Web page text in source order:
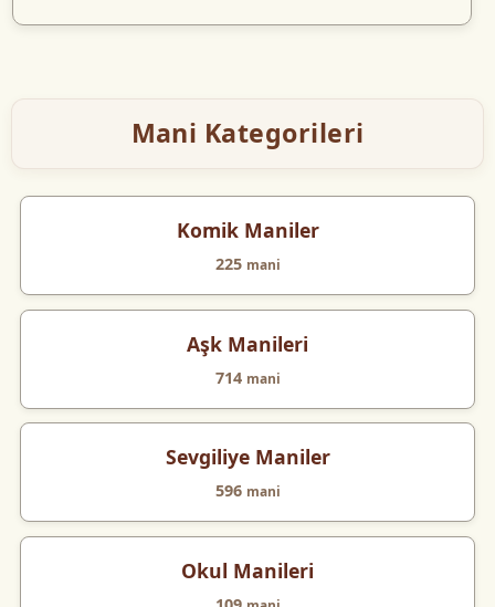
Mani Kategorileri
Komik Maniler
225 mani
Aşk Manileri
714 mani
Sevgiliye Maniler
596 mani
Okul Manileri